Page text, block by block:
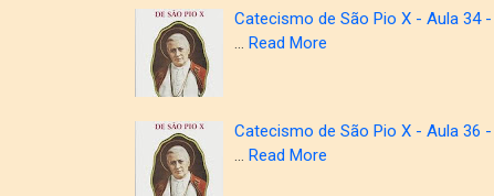
Catecismo de São Pio X - Aula 34
… Read More
Catecismo de São Pio X - Aula 36
… Read More